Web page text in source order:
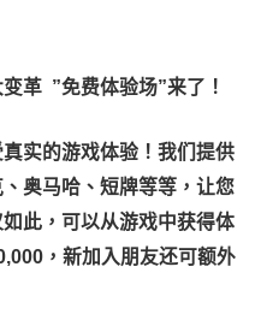
革 ”免费体验场”来了！
实的游戏体验！我们提供
奥马哈、短牌等等，让您
此， 可以从游戏中获得体
，新加入朋友还可额外